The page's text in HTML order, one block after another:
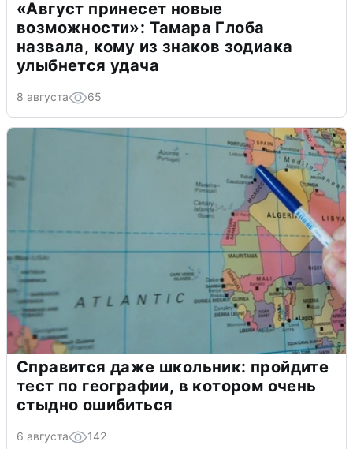
«Август принесет новые
возможности»: Тамара Глоба
назвала, кому из знаков зодиака
улыбнется удача
8 августа 65
Справится даже школьник: пройдите
тест по географии, в котором очень
стыдно ошибиться
6 августа 142